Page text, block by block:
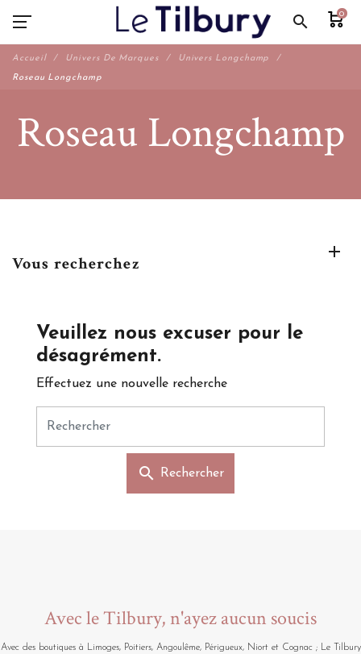
search 0
Accueil Univers De Marques Univers Longchamp
Roseau Longchamp
Roseau Longchamp
Vous recherchez
Veuillez nous excuser pour le
désagrément.
Effectuez une nouvelle recherche
search Rechercher
Avec le Tilbury, n'ayez aucun soucis
Avec des boutiques à Limoges, Poitiers, Angoulême, Périgueux, Niort et Cognac ; Le Tilbury